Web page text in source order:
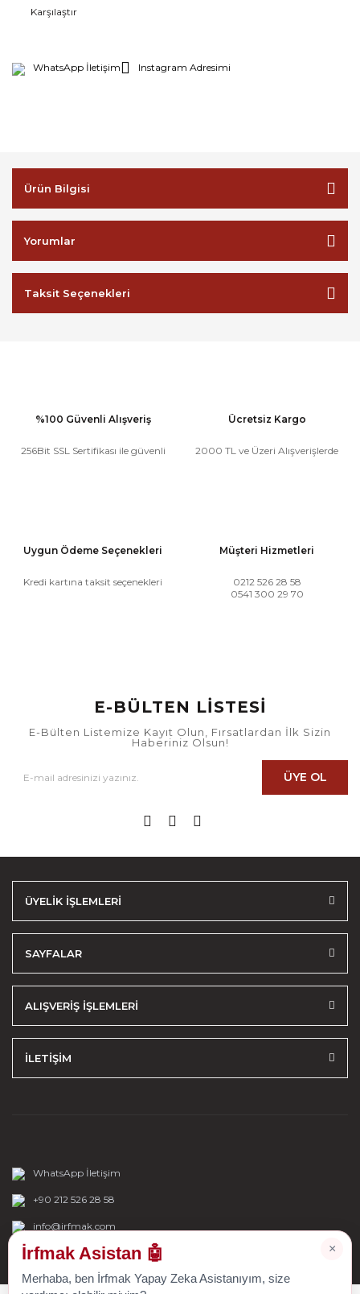
Karşılaştır
WhatsApp İletişim Instagram Adresimi
Ürün Bilgisi
Yorumlar
Taksit Seçenekleri
%100 Güvenli Alışveriş
256Bit SSL Sertifikası ile güvenli
Ücretsiz Kargo
2000 TL ve Üzeri Alışverişlerde
Uygun Ödeme Seçenekleri
Kredi kartına taksit seçenekleri
Müşteri Hizmetleri
0212 526 28 58
0541 300 29 70
E-BÜLTEN LİSTESİ
E-Bülten Listemize Kayıt Olun, Fırsatlardan İlk Sizin
Haberiniz Olsun!
ÜYE OL
ÜYELİK İŞLEMLERİ
SAYFALAR
ALIŞVERİŞ İŞLEMLERİ
İLETİŞİM
WhatsApp İletişim
+90 212 526 28 58
info@irfmak.com
×
İrfmak Asistan 🤖
Merhaba, ben İrfmak Yapay Zeka Asistanıyım, size